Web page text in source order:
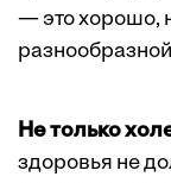
— это хорошо,
Не только
здоровья не